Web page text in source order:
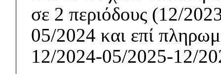
σε 2 περιόδους (12/
05/2024 και επί
12/2024-05/2025-12/